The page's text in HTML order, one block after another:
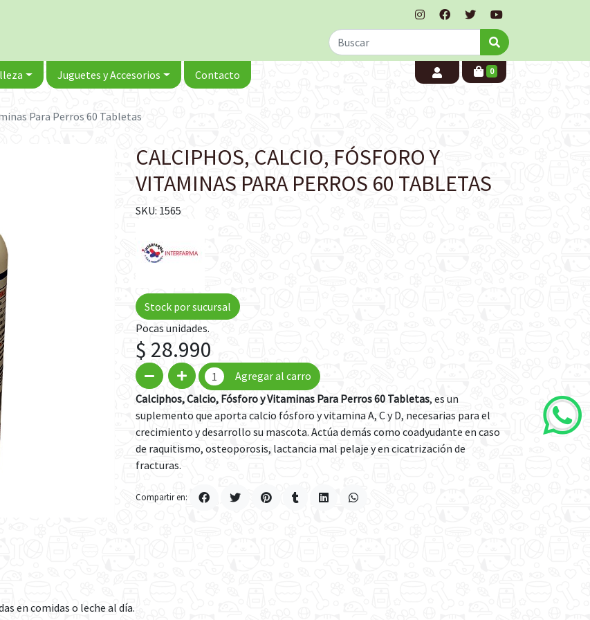
Juguetes y Accesorios Contacto 0
Para Perros 60 Tabletas
CALCIPHOS, CALCIO, FÓSFORO Y
VITAMINAS PARA PERROS 60 TABLETAS
SKU: 1565
Stock por sucursal
Pocas unidades.
$ 28.990
Agregar al carro
Calciphos, Calcio, Fósforo y Vitaminas Para Perros 60 Tabletas, es un
suplemento que aporta calcio fósforo y vitamina A, C y D, necesarias para el
crecimiento y desarrollo su mascota. Actúa demás como coadyudante en caso
de raquitismo, osteoporosis, lactancia mal pelaje y en cicatrización de
fracturas.
Compartir en:
en comidas o leche al día.